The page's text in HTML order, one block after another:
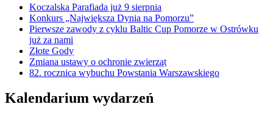
Koczalska Parafiada już 9 sierpnia
Konkurs „Największa Dynia na Pomorzu”
Pierwsze zawody z cyklu Baltic Cup Pomorze w Ostrówku
już za nami
Złote Gody
Zmiana ustawy o ochronie zwierząt
82. rocznica wybuchu Powstania Warszawskiego
Kalendarium wydarzeń